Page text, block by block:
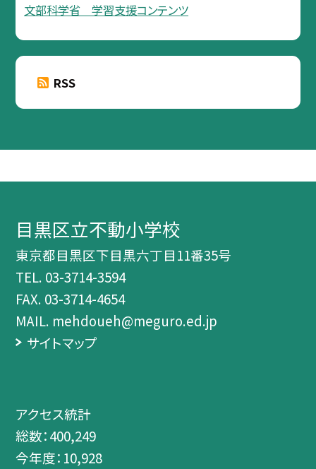
文部科学省 学習支援コンテンツ
RSS
目黒区立不動小学校
東京都目黒区下目黒六丁目11番35号
TEL. 03-3714-3594
FAX. 03-3714-4654
MAIL. mehdoueh@meguro.ed.jp
サイトマップ
アクセス統計
総数：400,249
今年度： 10,928